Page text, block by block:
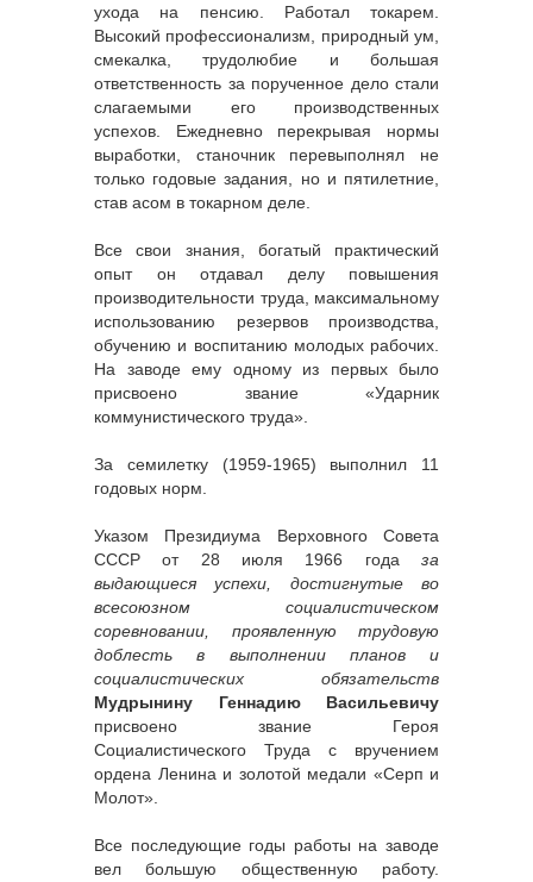
ухода на пенсию. Работал токарем.
Высокий профессионализм, природный ум,
смекалка, трудолюбие и большая
ответственность за порученное дело стали
слагаемыми его производственных
успехов. Ежедневно перекрывая нормы
выработки, станочник перевыполнял не
только годовые задания, но и пятилетние,
став асом в токарном деле.
Все свои знания, богатый практический
опыт он отдавал делу повышения
производительности труда, максимальному
использованию резервов производства,
обучению и воспитанию молодых рабочих.
На заводе ему одному из первых было
присвоено звание «Ударник
коммунистического труда».
За семилетку (1959-1965) выполнил 11
годовых норм.
Указом Президиума Верховного Совета
СССР от 28 июля 1966 года за
выдающиеся успехи, достигнутые во
всесоюзном социалистическом
соревновании, проявленную трудовую
доблесть в выполнении планов и
социалистических обязательств
Мудрынину Геннадию Васильевичу
присвоено звание Героя
Социалистического Труда с вручением
ордена Ленина и золотой медали «Серп и
Молот».
Все последующие годы работы на заводе
вел большую общественную работу.